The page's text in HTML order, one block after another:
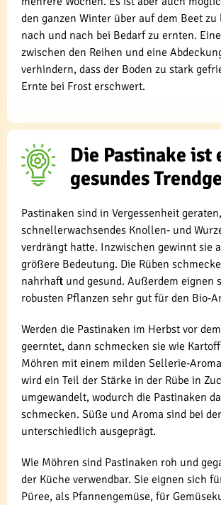
den ganzen Winter über auf dem Beet zu
nach und nach bei Bedarf zu ernten.
zwischen den Reihen und eine
verhindern, dass der Boden zu stark
Ernte bei Frost erschwert.
Die Pastinake ist
gesundes
Pastinaken sind in Vergessenheit
schnellerwachsendes Knollen- und
verdrängt hatte. Inzwischen gewinnt sie
größere Bedeutung. Die Rüben
nahrhaft und gesund. Außerdem eignen
robusten Pflanzen sehr gut für den Bio-
Werden die Pastinaken im Herbst vor
geerntet, dann schmecken sie wie
Möhren mit einem milden Sellerie-
wird ein Teil der Stärke in der Rübe in
umgewandelt, wodurch die Pastinaken
schmecken. Süße und Aroma sind bei
unterschiedlich ausgeprägt.
Wie Möhren sind Pastinaken roh und
der Küche verwendbar. Sie eignen sich
Püree, als Pfannengemüse, für